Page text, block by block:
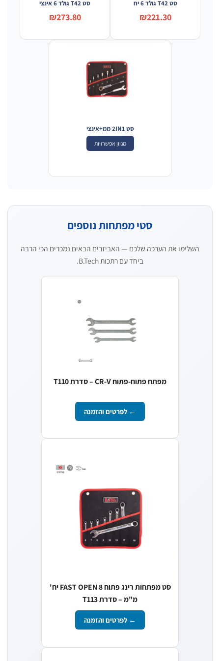
₪221.30
₪273.80
מגוון אפשרויות
סטי מפתחות נוספים
השלימו את הערכה שלכם — האביזרים הבאים נמכרים הכי הרבה
ביחד עם רתכות B.Tech.
מפתח פתוח-פתוח CR-V – סדרת T110
← לפרטים והזמנה
סט מפתחות רינג פתוח FAST OPEN 8 יח'
מ"מ – סדרת T113
← לפרטים והזמנה